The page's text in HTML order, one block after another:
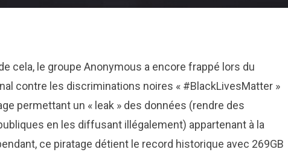
cela, le groupe Anonymous a encore frappé lors du
contre les discriminations noires « #BlackLivesMatter »
permettant un « leak » des données (rendre des
en les diffusant illégalement) appartenant à la
ce piratage détient le record historique avec 269GB